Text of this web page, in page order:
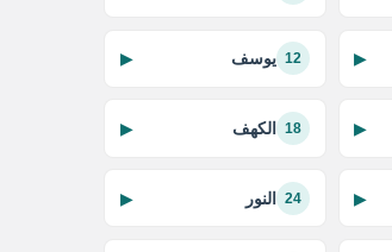
▶
12 يوسف ▶
▶
18 الكهف ▶
▶
24 النور ▶